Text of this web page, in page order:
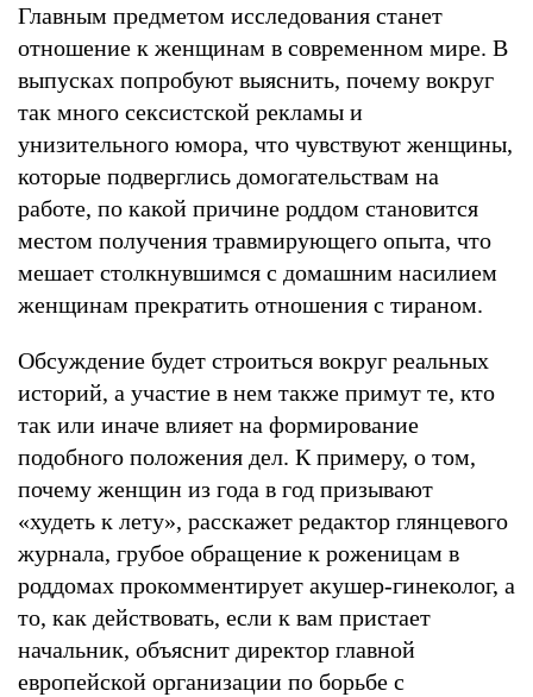
Главным предметом исследования станет
отношение к женщинам в современном мире. В
выпусках попробуют выяснить, почему вокруг
так много сексистской рекламы и
унизительного юмора, что чувствуют женщины,
которые подверглись домогательствам на
работе, по какой причине роддом становится
местом получения травмирующего опыта, что
мешает столкнувшимся с домашним насилием
женщинам прекратить отношения с тираном.
Обсуждение будет строиться вокруг реальных
историй, а участие в нем также примут те, кто
так или иначе влияет на формирование
подобного положения дел. К примеру, о том,
почему женщин из года в год призывают
«худеть к лету», расскажет редактор глянцевого
журнала, грубое обращение к роженицам в
роддомах прокомментирует акушер-гинеколог, а
то, как действовать, если к вам пристает
начальник, объяснит директор главной
европейской организации по борьбе с